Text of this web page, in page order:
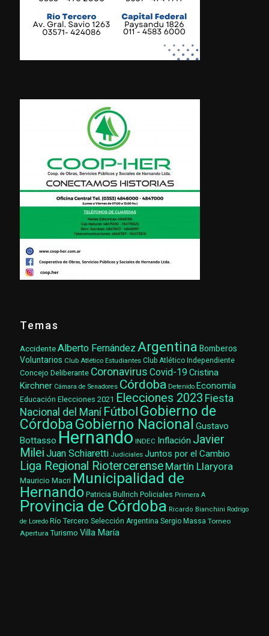
Temas
AccidenteAlberto Fernández Argentina Bomberos
Voluntarios Club Atlético Estudiantes Club Atlético Independiente
Concejo Deliberante Coronavirus Covid-19 Cristina
Kirchner Cámara de Senadores Córdoba Detenido Economía
Educación Elecciones 2021 Elecciones 2023 Fiesta
Nacional del Maní Fútbol Gobierno de
CórdobaGobierno Nacional Gustavo
Bottasso Hernando INDEC Inflación Javier
Milei Juan Schiaretti Judiciales Juntos por el Cambio
Liga Regional Riotercerense Martín Llaryora
Mauricio Macri Municipalidad de
Hernando Patricia Bullrich Policiales Primera A
Provincia de Córdoba Ricardo Bianchini Rodrigo
de Loredo Río Tercero Selección Argentina Sergio Massa Torneo
Apertura Turismo Villa María